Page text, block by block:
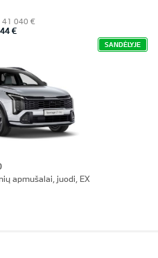
41 040 €
€
SANDĖLYJE
apmušalai, juodi, EX